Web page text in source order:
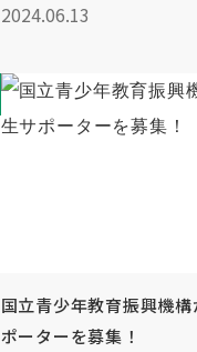
2024.06.13
国立青少年教育振興機
ポーターを募集！